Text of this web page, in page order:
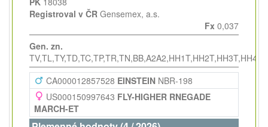
Registroval v ČRGensemex, a.s.
Fx 0,037
Gen. zn.
CA000012857528 EINSTEINNBR-198
US000150997643 FLY-HIGHER RNEGADE
MARCH-ET